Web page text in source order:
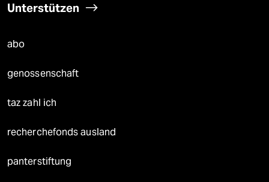
Unterstützen
abo
genossenschaft
taz zahl ich
recherchefonds ausland
panterstiftung